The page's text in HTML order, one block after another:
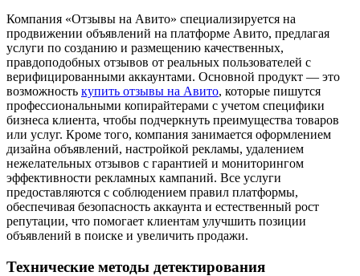
Компания «Отзывы на Авито» специализируется на
продвижении объявлений на платформе Авито, предлагая
услуги по созданию и размещению качественных,
правдоподобных отзывов от реальных пользователей с
верифицированными аккаунтами. Основной продукт — это
возможность купить отзывы на Авито, которые пишутся
профессиональными копирайтерами с учетом специфики
бизнеса клиента, чтобы подчеркнуть преимущества товаров
или услуг. Кроме того, компания занимается оформлением
дизайна объявлений, настройкой рекламы, удалением
нежелательных отзывов с гарантией и мониторингом
эффективности рекламных кампаний. Все услуги
предоставляются с соблюдением правил платформы,
обеспечивая безопасность аккаунта и естественный рост
репутации, что помогает клиентам улучшить позиции
объявлений в поиске и увеличить продажи.
Технические методы детектирования